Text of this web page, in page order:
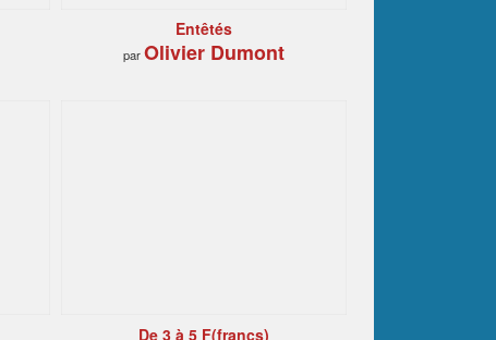
Entêtés
parOlivier Dumont
De 3 à 5 F(francs)